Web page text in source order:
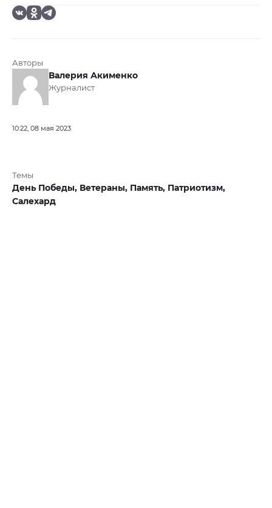
Авторы
Валерия Акименко
Журналист
10:22, 08 мая 2023
Темы
День Победы, Ветераны, Память, Патриотизм,
Салехард